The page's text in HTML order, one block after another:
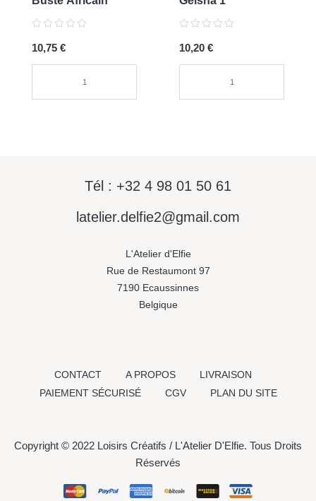
10,75 € 10,20 €
Tél : +32 4 98 01 50 61
latelier.delfie2@gmail.com
L'Atelier d'Elfie
Rue de Restaumont 97
7190 Ecaussinnes
Belgique
CONTACT A PROPOS
LIVRAISON
PAIEMENT SÉCURISÉ
CGV PLAN DU SITE
Copyright © 2022 Loisirs Créatifs / L'Atelier D'Elfie. Tous Droits
Réservés